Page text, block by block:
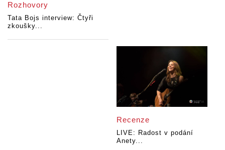
Rozhovory
Tata Bojs interview: Čtyři
zkoušky...
Recenze
LIVE: Radost v podání
Anety...